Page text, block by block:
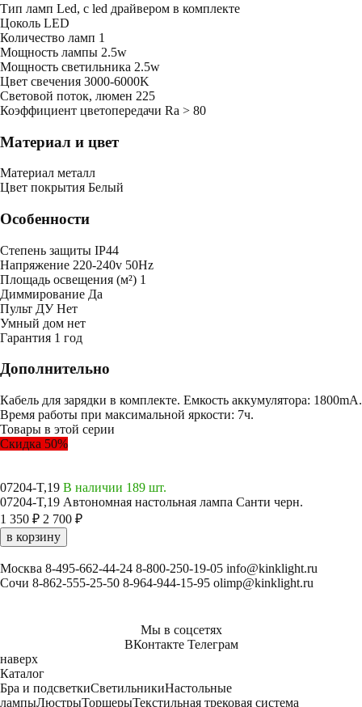
Тип ламп Led, с led драйвером в комплекте
Цоколь LED
Количество ламп 1
Мощность лампы 2.5w
Мощность светильника 2.5w
Цвет свечения 3000-6000K
Световой поток, люмен 225
Коэффициент цветопередачи Ra > 80
Материал и цвет
Mатериал металл
Цвет покрытия Белый
Особенности
Степень защиты IP44
Напряжение 220-240v 50Hz
Площадь освещения (м²) 1
Диммирование Да
Пульт ДУНет
Умный дом нет
Гарантия 1 год
Дополнительно
Кабель для зарядки в комплекте. Емкость аккумулятора: 1800mA.
Время работы при максимальной яркости: 7ч.
Товары в этой серии
Скидка 50%
07204-T,19 В наличии 189 шт.
07204-T,19 Автономная настольная лампа Санти черн.
1 350 ₽ 2 700 ₽
в корзину
Москва 8-495-662-44-24 8-800-250-19-05 info@kinklight.ru
Сочи 8-862-555-25-50 8-964-944-15-95 olimp@kinklight.ru
Мы в соцсетях
ВКонтакте Телеграм
наверх
Каталог
Бра и подсветкиСветильникиНастольные
лампыЛюстрыТоршерыТекстильная трековая система